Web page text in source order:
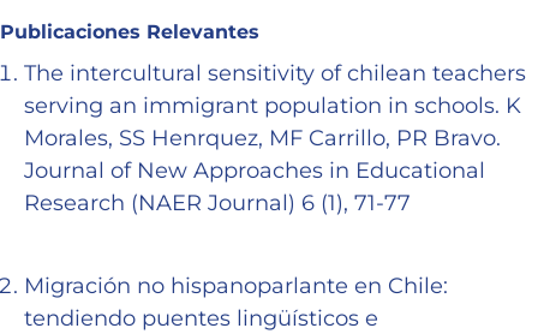
Publicaciones Relevantes
The intercultural sensitivity of chilean teachers
serving an immigrant population in schools. K
Morales, SS Henrquez, MF Carrillo, PR Bravo.
Journal of New Approaches in Educational
Research (NAER Journal) 6 (1), 71-77
Migración no hispanoparlante en Chile:
tendiendo puentes lingüísticos e